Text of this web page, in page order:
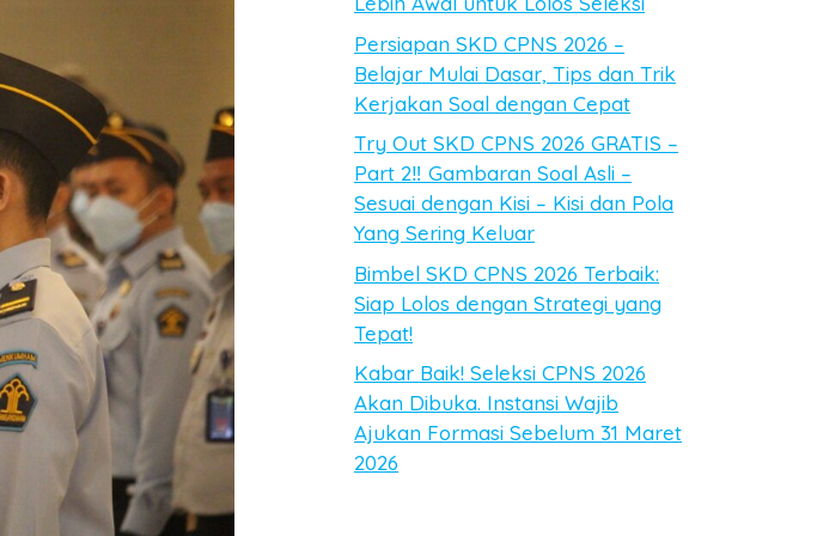
Persiapan SKD CPNS 2026 –
Belajar Mulai Dasar, Tips dan Trik
Kerjakan Soal dengan Cepat
Try Out SKD CPNS 2026 GRATIS –
Part 2‼️ Gambaran Soal Asli –
Sesuai dengan Kisi – Kisi dan Pola
Yang Sering Keluar
Bimbel SKD CPNS 2026 Terbaik:
Siap Lolos dengan Strategi yang
Tepat!
Kabar Baik! Seleksi CPNS 2026
Akan Dibuka. Instansi Wajib
Ajukan Formasi Sebelum 31 Maret
2026